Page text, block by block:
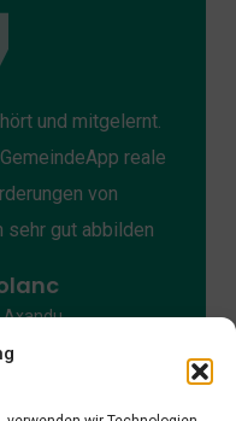
und mitgelernt.
reale
von
sehr gut abbilden
Axandu